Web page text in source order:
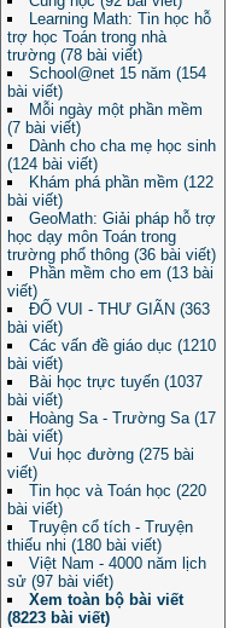
Learning Math: Tin học hỗ
trợ học Toán trong nhà
trường (78 bài viết)
School@net 15 năm (154
bài viết)
Mỗi ngày một phần mềm
(7 bài viết)
Dành cho cha mẹ học sinh
(124 bài viết)
Khám phá phần mềm (122
bài viết)
GeoMath: Giải pháp hỗ trợ
học dạy môn Toán trong
trường phổ thông (36 bài viết)
Phần mềm cho em (13 bài
viết)
ĐỐ VUI - THƯ GIÃN (363
bài viết)
Các vấn đề giáo dục (1210
bài viết)
Bài học trực tuyến (1037
bài viết)
Hoàng Sa - Trường Sa (17
bài viết)
Vui học đường (275 bài
viết)
Tin học và Toán học (220
bài viết)
Truyện cổ tích - Truyện
thiếu nhi (180 bài viết)
Việt Nam - 4000 năm lịch
sử (97 bài viết)
Xem toàn bộ bài viết
(8223 bài viết)